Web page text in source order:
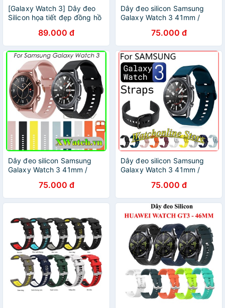
[Galaxy Watch 3] Dây đeo
Silicon họa tiết đẹp đồng hồ
89.000 đ
Dây đeo silicon Samsung
Galaxy Watch 3 41mm /
75.000 đ
Dây đeo silicon Samsung
Galaxy Watch 3 41mm /
75.000 đ
Dây đeo silicon Samsung
Galaxy Watch 3 41mm /
75.000 đ